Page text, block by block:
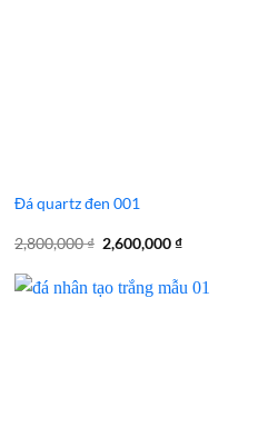
Đá quartz đen 001
2,800,000₫ Giá
gốc
2,800,000 ₫.
2,600,000₫Giá
là: